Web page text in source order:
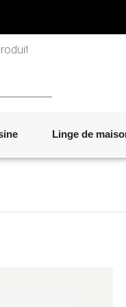
Linge de